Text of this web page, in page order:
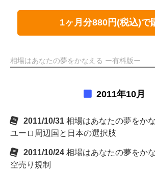
1ヶ月分880円(税込)で
相場はあなたの夢をかなえる ー有料版ー
2011年10月
2011/10/31 相場はあなたの夢をか
ユーロ周辺国と日本の選択肢
2011/10/24 相場はあなたの夢をか
空売り規制